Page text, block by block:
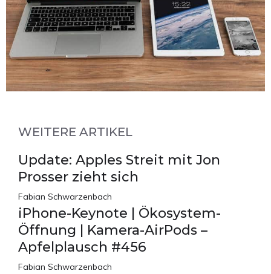
WEITERE ARTIKEL
Update: Apples Streit mit Jon
Prosser zieht sich
Fabian Schwarzenbach
iPhone-Keynote | Ökosystem-
Öffnung | Kamera-AirPods –
Apfelplausch #456
Fabian Schwarzenbach